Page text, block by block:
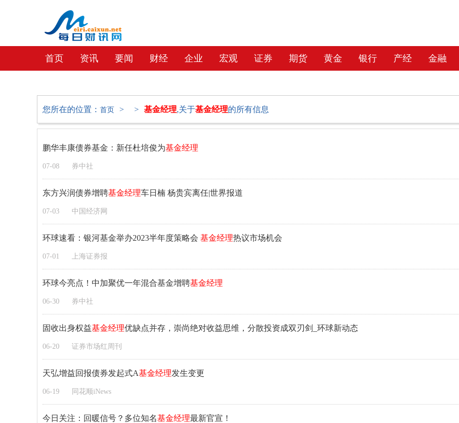
首页 资讯 要闻 财经 企业 宏观 证券 期货 黄金 银行 产经 金融
您所在的位置： 首页 > 基金经理,关于基金经理的所有信息
>
鹏华丰康债券基金：新任杜培俊为基金经理
07-08 券中社
东方兴润债券增聘基金经理车日楠 杨贵宾离任|世界报道
07-03 中国经济网
环球速看：银河基金举办2023半年度策略会 基金经理热议市场机会
07-01 上海证券报
环球今亮点！中加聚优一年混合基金增聘基金经理
06-30 券中社
固收出身权益基金经理优缺点并存，崇尚绝对收益思维，分散投资成双刃剑_环球新动态
06-20 证券市场红周刊
天弘增益回报债券发起式A基金经理发生变更
06-19 同花顺iNews
今日关注：回暖信号？多位知名基金经理最新官宣！